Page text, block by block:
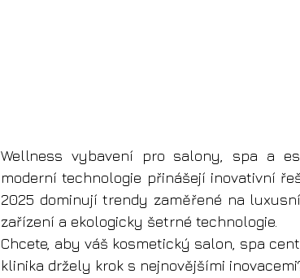
Wellness vybavení pro salony, spa a
moderní technologie přinášejí inovativní
2025 dominují trendy zaměřené na
zařízení a ekologicky šetrné technologie.
Chcete, aby váš kosmetický salon, spa
klinika držely krok s nejnovějšími